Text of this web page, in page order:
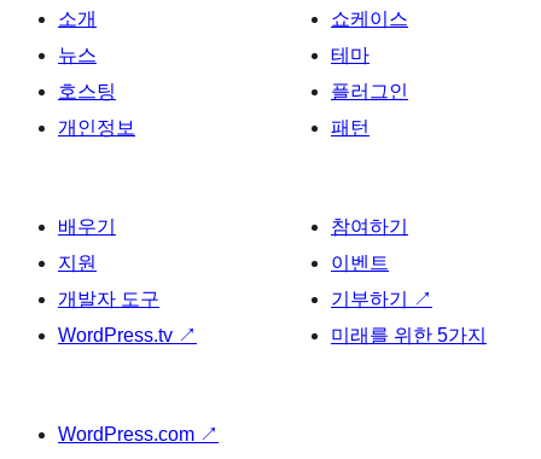
소개
뉴스
호스팅
개인정보
쇼케이스
테마
플러그인
패턴
배우기
지원
개발자 도구
WordPress.tv ↗
참여하기
이벤트
기부하기
↗
미래를 위한 5가지
WordPress.com ↗